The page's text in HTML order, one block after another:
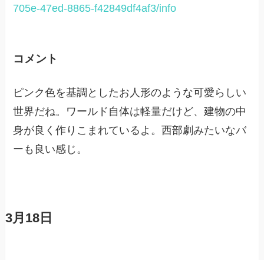
705e-47ed-8865-f42849df4af3/info
コメント
ピンク色を基調としたお人形のような可愛らしい
世界だね。ワールド自体は軽量だけど、建物の中
身が良く作りこまれているよ。西部劇みたいなバ
ーも良い感じ。
3月18日